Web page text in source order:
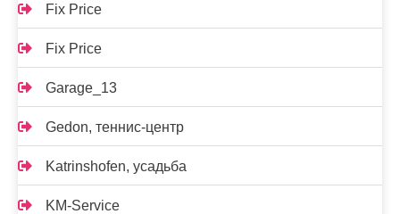
Fix Price
Fix Price
Garage_13
Gedon, теннис-центр
Katrinshofen, усадьба
KM-Service